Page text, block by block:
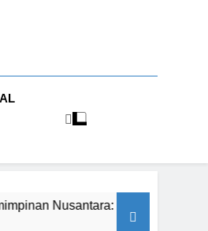
Prabowo Lengser, kang Diki